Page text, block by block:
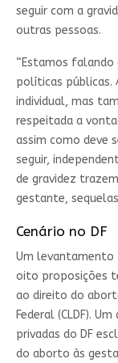
seguir com a
outras pessoas.
“Estamos falando
políticas públicas.
individual, mas
respeitada a
assim como deve
seguir,
de gravidez
gestante,
Cenário no DF
Um
oito proposições
ao direito do
Federal (CLDF).
privadas do DF
do aborto às